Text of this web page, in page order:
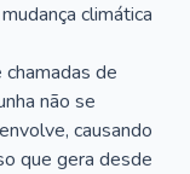
climática
de
não se
causando
que gera desde